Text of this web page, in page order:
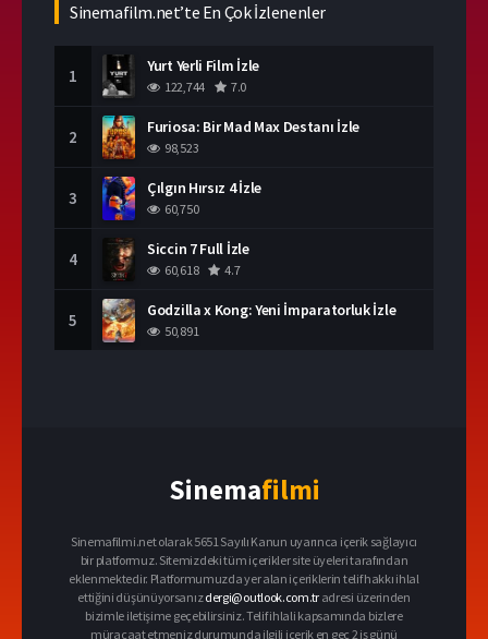
Sinemafilm.net’te En Çok İzlenenler
1 Yurt Yerli Film İzle
122,744 7.0
2 Furiosa: Bir Mad Max Destanı İzle
98,523
3 Çılgın Hırsız 4 İzle
60,750
4 Siccin 7 Full İzle
60,618 4.7
5 Godzilla x Kong: Yeni İmparatorluk İzle
50,891
Sinemafilmi
Sinemafilmi.net olarak 5651 Sayılı Kanun uyarınca içerik sağlayıcı
bir platformuz. Sitemizdeki tüm içerikler site üyeleri tarafından
eklenmektedir. Platformumuzda yer alan içeriklerin telif hakkı ihlal
ettiğini düşünüyorsanızdergi@outlook.com.tr adresi üzerinden
bizimle iletişime geçebilirsiniz. Telif ihlali kapsamında bizlere
müracaat etmeniz durumunda ilgili içerik en geç 2 iş günü